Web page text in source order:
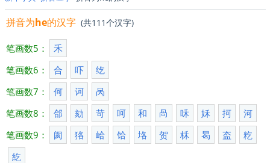
拼音为he的汉字 (共111个汉字)
笔画数5：
禾
笔画数6：
合 吓
纥
笔画数7：
何 诃
呙
笔画数8：
郃 劾 苛 呵 和 咼 咊 姀 抲
河
笔画数9：
阂 狢 峆 饸 垎 贺 柇 曷 盇
籺
紇